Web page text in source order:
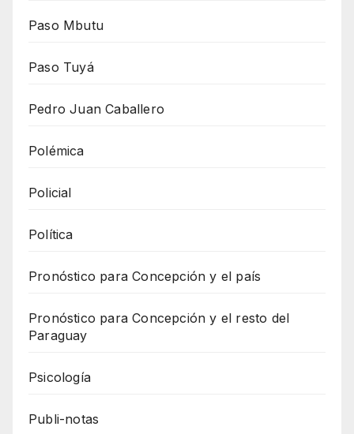
Paso Mbutu
Paso Tuyá
Pedro Juan Caballero
Polémica
Policial
Política
Pronóstico para Concepción y el país
Pronóstico para Concepción y el resto del
Paraguay
Psicología
Publi-notas